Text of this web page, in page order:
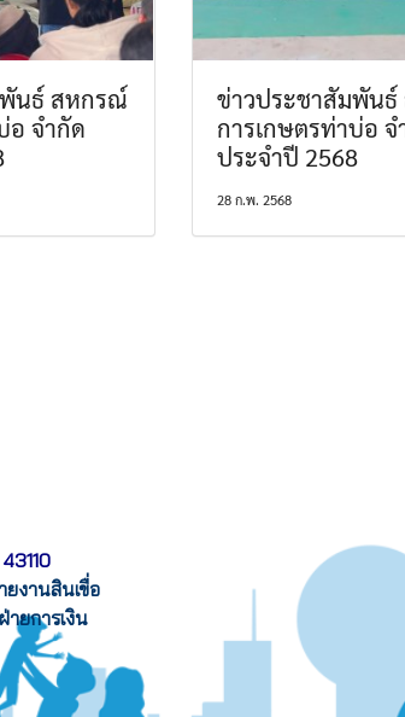
นธ์ สหกรณ์
อ จำกัด
ข่าวประชาสัมพัน
การเกษตรท่าบ่อ จ
ประจำปี 2568
28 ก.พ. 2568
ยงานสินเขื่อ
ฝ่ายการเงิน